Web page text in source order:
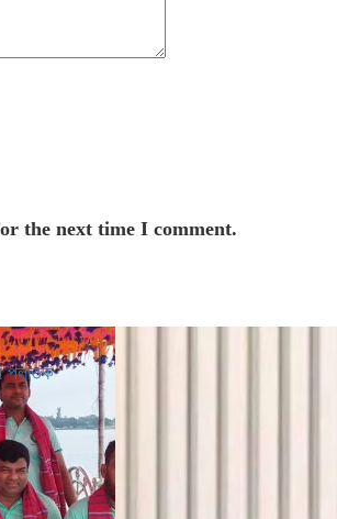
the next time I comment.
পলাতক